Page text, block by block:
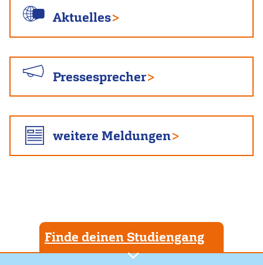
Aktuelles
Pressesprecher
weitere Meldungen
Finde deinen Studiengang